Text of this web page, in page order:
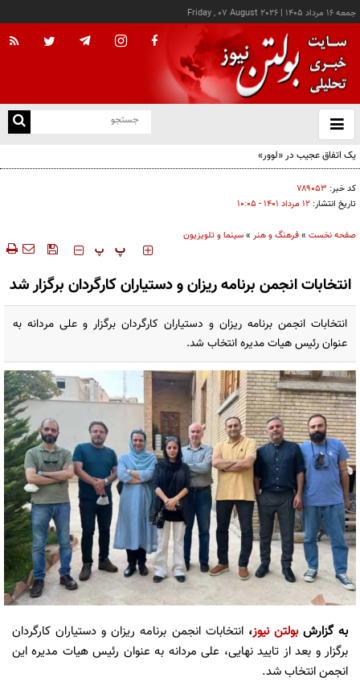
جمعه ۱۶ مرداد ۱۴۰۵ |
Friday , 07 August 2026
باز
و
یک اتفاق عجیب در «لوور»
کد خبر: ۷۸۹۰۵۳
تاریخ انتشار: ۱۲ مرداد ۱۴۰۱ - ۱۰:۰۵
صفحه نخست »فرهنگ و هنر »سینما و تلویزیون
‍‍‍ پ پ
انتخابات انجمن برنامه ریزان و دستیاران کارگردان برگزار شد
انتخابات انجمن برنامه ریزان و دستیاران کارگردان برگزار و علی مردانه به
عنوان رئیس هیات مدیره انتخاب شد.
به گزارشبولتن نیوز، انتخابات انجمن برنامه ریزان و دستیاران کارگردان
برگزار و بعد از تایید نهایی، علی مردانه به عنوان رئیس هیات مدیره این
انجمن انتخاب شد.